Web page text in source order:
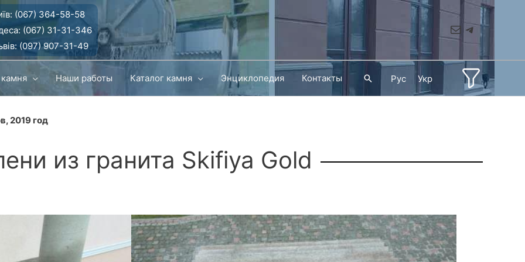
(067) 364-58-58
(067) 31-31-346
(097) 907-31-49
MailTelegram
Наши работы Каталог камня Энциклопедия Контакты ПоискРус Укр
2019 год
из гранита Skifiya Gold